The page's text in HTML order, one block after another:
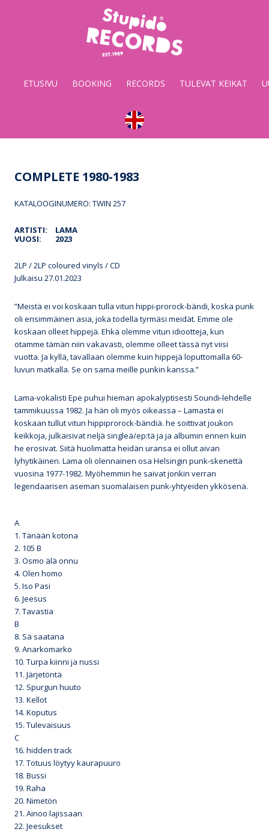
Stupido
Records
&
ETUSIVU BOOKING RECORDS TULEVAT KEIKAT
COMPLETE 1980-1983
KATALOOGINUMERO: TWIN 257
ARTISTI:
LAMA
VUOSI:
2023
2LP / 2LP coloured vinyls / CD
Julkaisu 27.01.2023
”Meistä ei voi koskaan tulla vitun hippi-prorock-bändi, koska punk
oli ensimmäinen asia, joka todella tyrmäsi meidät. Emme ole
koskaan olleet hippejä. Ehkä olemme vitun idiootteja, kun
otamme tämän niin vakavasti, olemme olleet tässä nyt viisi
vuotta. Ja kyllä, tavallaan olemme kuin hippejä loputtomalla 60-
luvun matkalla. Se on sama meille punkin kanssa.”
Lama-vokalisti Epe puhui hieman apokalyptisesti Soundi-lehdelle
tammikuussa 1982. Ja hän oli myös oikeassa – Lamasta ei
koskaan tullut vitun hippiprorock-bändiä. he soittivat joukon
keikkoja, julkaisivat neljä singleä/ep:tä ja ja albumin ennen kuin
he erosivat. Siitä huolimatta heidän uransa ei ollut aivan
lyhytikäinen. Lama oli olennainen osa Helsingin punk-skenettä
vuosina 1977-1982. Myöhemmin he saivat jonkin verran
legendaarisen aseman suomalaisen punk-yhtyeiden ykkösenä.
A
1. Tänään kotona
2. 105 B
3. Osmo älä onnu
4. Olen homo
5. Iso Pasi
6. Jeesus
7. Tavastia
B
8. Sä saatana
9. Anarkomarko
10. Turpa kiinni ja nussi
11. Järjetöntä
12. Spurgun huuto
13. Kellot
14. Koputus
15. Tulevaisuus
C
16. hidden track
17. Totuus löytyy kaurapuuro
18. Bussi
19. Raha
20. Nimetön
21. Ainoo lajissaan
22. Jeesukset